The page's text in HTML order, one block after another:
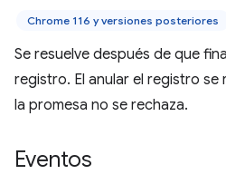
Chrome 116 y versiones posteriores
Se resuelve después de que
registro. El anular el registro
la promesa no se rechaza.
Eventos